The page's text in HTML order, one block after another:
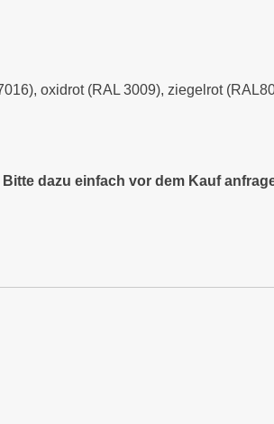
oxidrot (RAL 3009), ziegelrot
dazu einfach vor dem Kauf